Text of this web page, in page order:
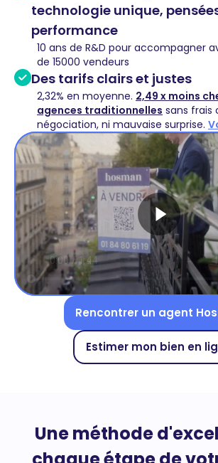
technologie unique,
performance
10 ans de R&D pour accompagner
de 15000 vendeurs
Des tarifs clairs et justes
2,32% en moyenne. 2,49 x moins
agences traditionnelles sans frais
négociation, ni mauvaise surprise.
Rencontrer un agent
Estimer mon bien en
Une méthode